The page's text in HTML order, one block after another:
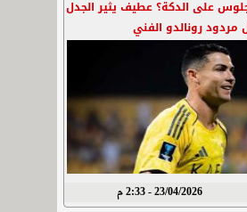
على الدكة؟ عطيف يثير الجدل
مردود رونالدو الفني
23/04/2026 - 2:33 م